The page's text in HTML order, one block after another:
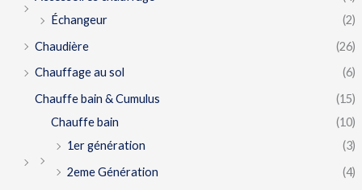
Échangeur
(2)
Chaudière
(26)
Chauffage au sol
(6)
Chauffe bain & Cumulus
(15)
Chauffe bain
(10)
1er génération
(3)
2eme Génération
(4)